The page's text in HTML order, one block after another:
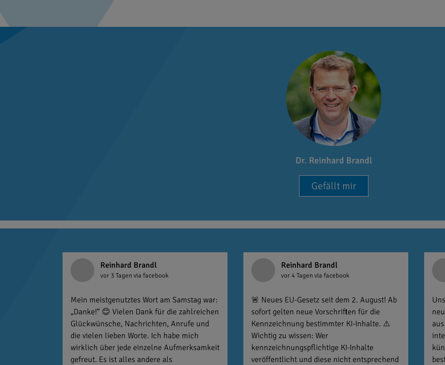
Dr. Reinhard Brandl
Gefällt mir
Reinhard Brandl
vor 3 Tagen via facebook
Mein meistgenutztes Wort am Samstag war:
„Danke!“ 😊 Vielen Dank für die zahlreichen
Glückwünsche, Nachrichten, Anrufe und
die vielen lieben Worte. Ich habe mich
wirklich über jede einzelne Aufmerksamkeit
gefreut. Es ist alles andere als
Reinhard Brandl
vor 4 Tagen via facebook
🚨 Neues EU-Gesetz seit dem 2. August! Ab
sofort gelten neue Vorschriften für die
Kennzeichnung bestimmter KI-Inhalte. ⚠️
Wichtig zu wissen: Wer
kennzeichnungspflichtige KI-Inhalte
veröffentlicht und diese nicht entsprechend